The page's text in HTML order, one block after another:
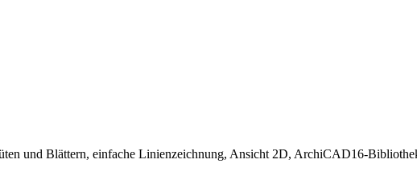
und Blättern, einfache Linienzeichnung, Ansicht 2D, ArchiCAD16-